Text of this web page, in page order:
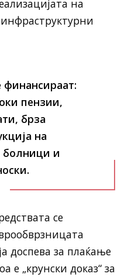
на
финансираат:
пензии,
брза
на
болници и
се
доспева за плаќање
е „крунски доказ“ за